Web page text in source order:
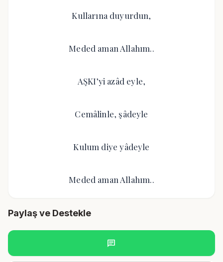
Kullarına duyurdun,
Meded aman Allahım..
AŞKI’yi azâd eyle,
Cemâlinle, şâdeyle
Kulum diye yâdeyle
Meded aman Allahım..
Paylaş ve Destekle
chat